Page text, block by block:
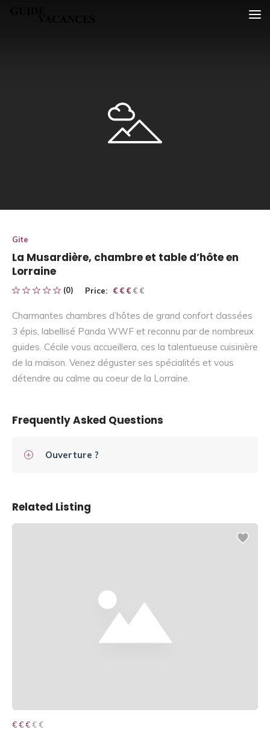
Gite
La Musardière, chambre et table d’hôte en
Lorraine
(0) Price: € € € € €
€ € €
Charmantes chambres d’hôtes de grand confort classées
3 épis, labellisé Panda WWF et reconnu par de nombreux
guides. Cécile vous accueillera, ces la talentueuse cuisinière
de la maison. Venez déguster ses spécialités et vous
détendre au calme au coeur de la Lorraine.
Frequently Asked Questions
Ouverture ?
Related Listing
€ € € € €
€ € €